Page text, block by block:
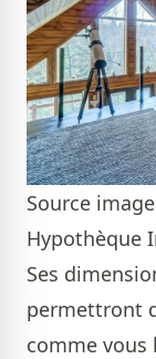
Source
Hypothèque
Ses
permettront
comme vous